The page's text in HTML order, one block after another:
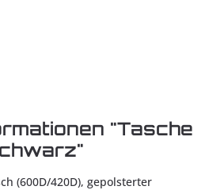
"Tasche
(600D/420D), gepolsterter